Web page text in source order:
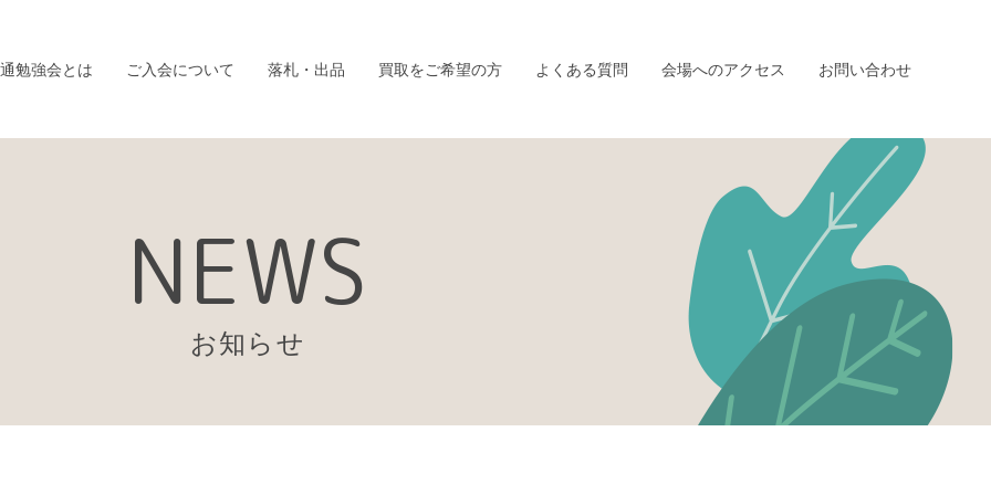
勉強会とは ご入会について 落札・出品 買取をご希望の方 よくある質問 会場へのアクセス お問い合わせ
NEWS
お知らせ